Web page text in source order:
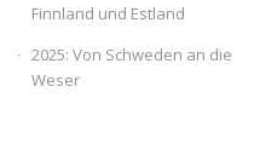
Finnland und Estland
2025: Von Schweden an die
Weser